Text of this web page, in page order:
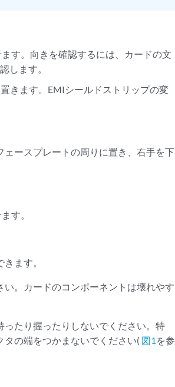
す。向きを確認するには、カードの文
します。
きます。EMIシールドストリップの変
ースプレートの周りに置き、右手を下
す。
ます。
。カードのコンポーネントは壊れやす
たり握ったりしないでください。特
の端をつかまないでください( 図1 を参